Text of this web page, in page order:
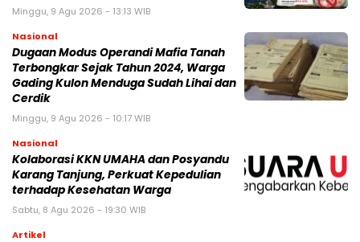
Minggu, 9 Agu 2026 - 13:13 WIB
Nasional
Dugaan Modus Operandi Mafia Tanah
Terbongkar Sejak Tahun 2024, Warga
Gading Kulon Menduga Sudah Lihai dan
Cerdik
Minggu, 9 Agu 2026 - 10:17 WIB
Nasional
Kolaborasi KKN UMAHA dan Posyandu
Karang Tanjung, Perkuat Kepedulian
terhadap Kesehatan Warga
Sabtu, 8 Agu 2026 - 19:30 WIB
Artikel